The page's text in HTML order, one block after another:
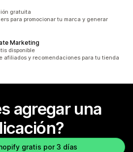
gratuita
para promocionar tu marca y generar
Marketing
disponible
afiliados y recomendaciones para tu tienda
agregar una
gratis por 3 días